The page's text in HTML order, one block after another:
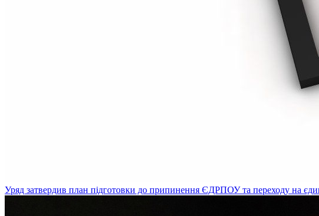
Уряд затвердив план підготовки до припинення ЄДРПОУ та переходу на